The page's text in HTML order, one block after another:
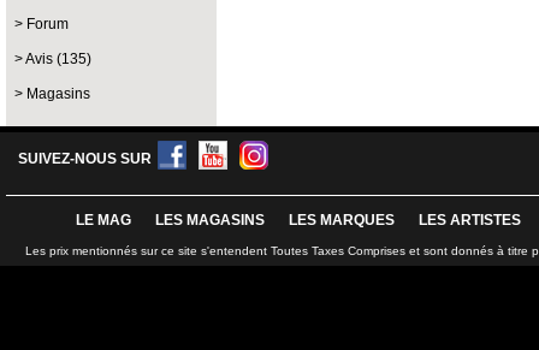
Forum
Avis (135)
Magasins
SUIVEZ-NOUS SUR
LE MAG LES MAGASINS LES MARQUES LES ARTISTES
Les prix mentionnés sur ce site s'entendent Toutes Taxes Comprises et sont donnés à